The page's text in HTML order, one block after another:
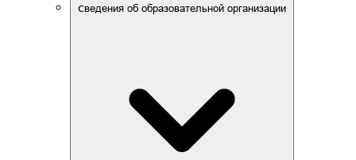
Сведения об образовательной организации